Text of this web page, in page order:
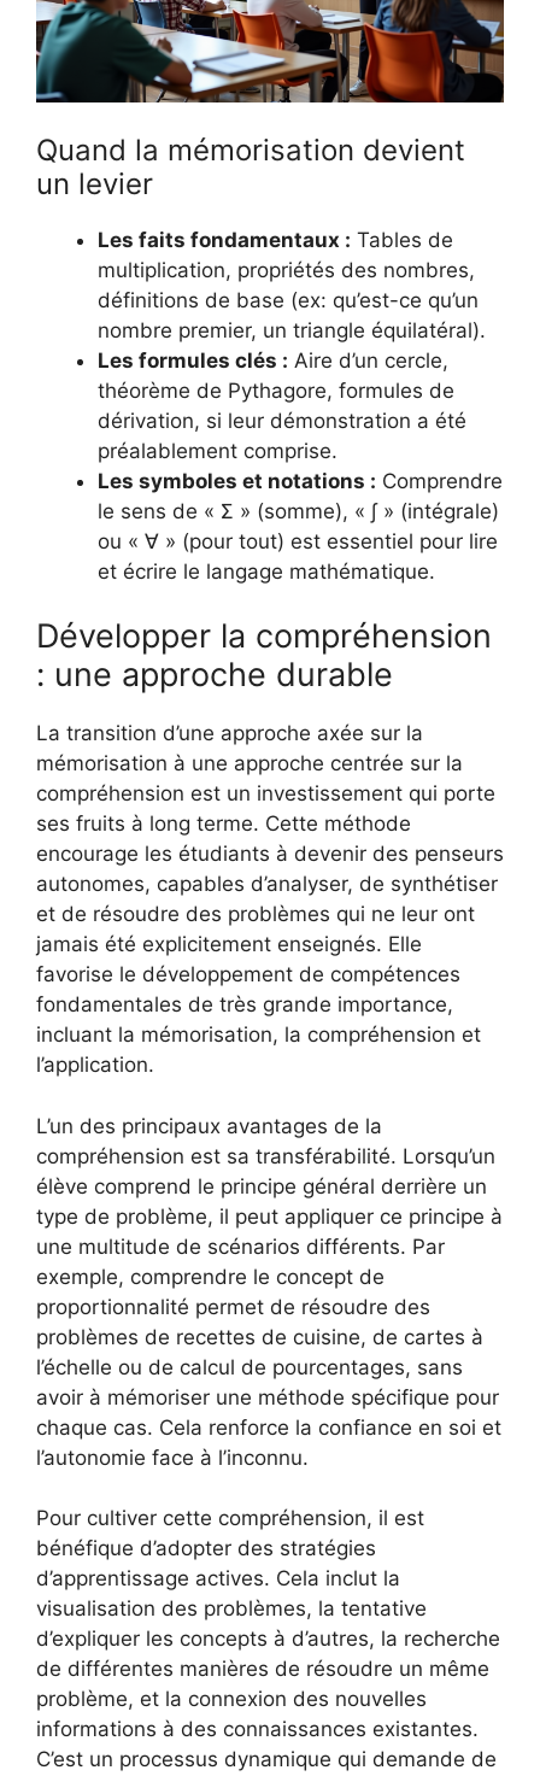
Quand la mémorisation devient
un levier
Les faits fondamentaux : Tables de
multiplication, propriétés des nombres,
définitions de base (ex: qu’est-ce qu’un
nombre premier, un triangle équilatéral).
Les formules clés : Aire d’un cercle,
théorème de Pythagore, formules de
dérivation, si leur démonstration a été
préalablement comprise.
Les symboles et notations : Comprendre
le sens de « Σ » (somme), « ∫ » (intégrale)
ou « ∀ » (pour tout) est essentiel pour lire
et écrire le langage mathématique.
Développer la compréhension
: une approche durable
La transition d’une approche axée sur la
mémorisation à une approche centrée sur la
compréhension est un investissement qui porte
ses fruits à long terme. Cette méthode
encourage les étudiants à devenir des penseurs
autonomes, capables d’analyser, de synthétiser
et de résoudre des problèmes qui ne leur ont
jamais été explicitement enseignés. Elle
favorise le développement de compétences
fondamentales de très grande importance,
incluant la mémorisation, la compréhension et
l’application.
L’un des principaux avantages de la
compréhension est sa transférabilité. Lorsqu’un
élève comprend le principe général derrière un
type de problème, il peut appliquer ce principe à
une multitude de scénarios différents. Par
exemple, comprendre le concept de
proportionnalité permet de résoudre des
problèmes de recettes de cuisine, de cartes à
l’échelle ou de calcul de pourcentages, sans
avoir à mémoriser une méthode spécifique pour
chaque cas. Cela renforce la confiance en soi et
l’autonomie face à l’inconnu.
Pour cultiver cette compréhension, il est
bénéfique d’adopter des stratégies
d’apprentissage actives. Cela inclut la
visualisation des problèmes, la tentative
d’expliquer les concepts à d’autres, la recherche
de différentes manières de résoudre un même
problème, et la connexion des nouvelles
informations à des connaissances existantes.
C’est un processus dynamique qui demande de